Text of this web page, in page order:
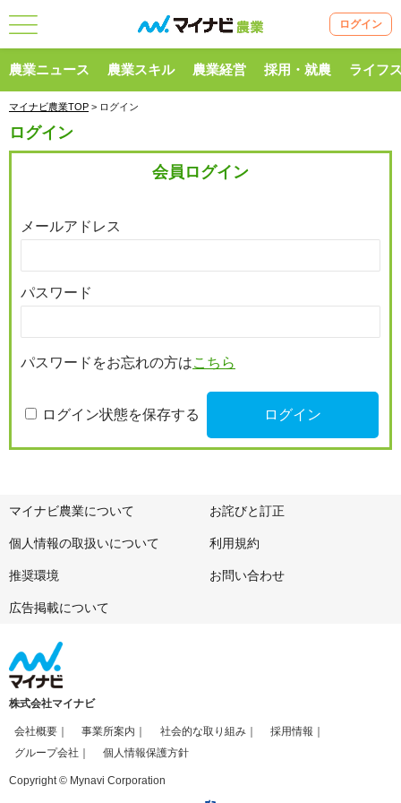
ログイン
農業ニュース 農業スキル 農業経営 採用・就農 ライフ
マイナビ農業TOP > ログイン
ログイン
会員ログイン
メールアドレス
パスワード
パスワードをお忘れの方はこちら
ログイン状態を保存する
マイナビ農業について お詫びと訂正
個人情報の取扱いについて 利用規約
推奨環境 お問い合わせ
広告掲載について
株式会社マイナビ
会社概要 事業所案内 社会的な取り組み
採用情報
グループ会社
個人情報保護方針
Copyright © Mynavi Corporation